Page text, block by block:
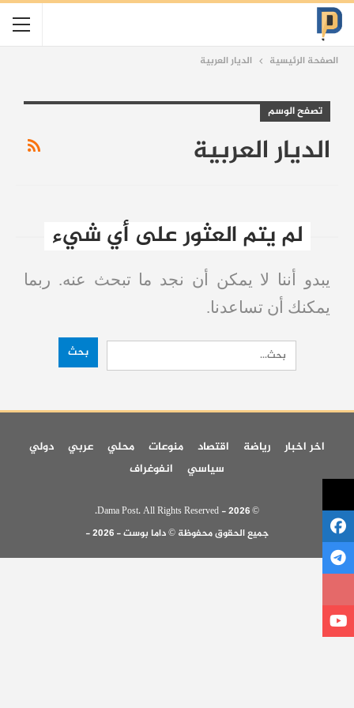
الصفحة الرئيسية الديار العربية
تصفح الوسم
الديار العربية
لم يتم العثور على أي شيء
يبدو أننا لا يمكن أن نجد ما تبحث عنه. ربما
يمكنك أن تساعدنا.
اخر اخبار رياضة اقتصاد منوعات محلي عربي
دولي
سياسي
انفوغراف
© 2026 - Dama Post. All Rights Reserved.
جميع الحقوق محفوظة © داما بوست - 2026 -